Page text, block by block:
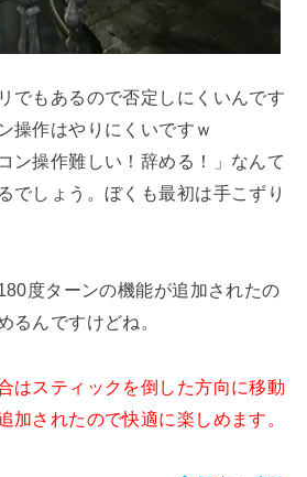
でもあるので否定しにくいんです
操作はやりにくいですｗ
ン操作難しい！辞める！」なんて
でしょう。ぼくも最初は手こずり
度ターンの機能が追加されたの
るんですけどね。
はスティックを倒した方向に移動
加されたので快適に楽しめます。